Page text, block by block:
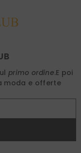
primo ordine.E poi
moda e offerte